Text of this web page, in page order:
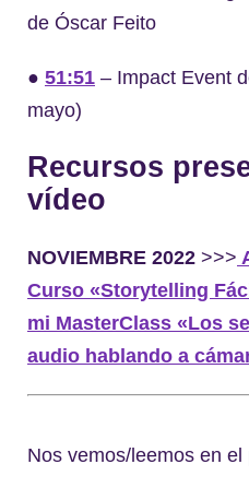
de Óscar Feito
● 51:51 – Impact Event
mayo)
Recursos
vídeo
NOVIEMBRE 2022 >>>
Curso «Storytelling
mi MasterClass «Los
audio hablando a
Nos vemos/leemos en el